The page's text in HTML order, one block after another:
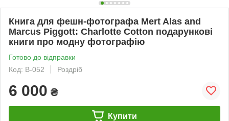
Книга для фешн-фотографа Mert Alas and
Marcus Piggott: Charlotte Cotton подарункові
книги про модну фотографію
Готово до відправки
Код: B-052
Роздріб
6 000 ₴
Купити